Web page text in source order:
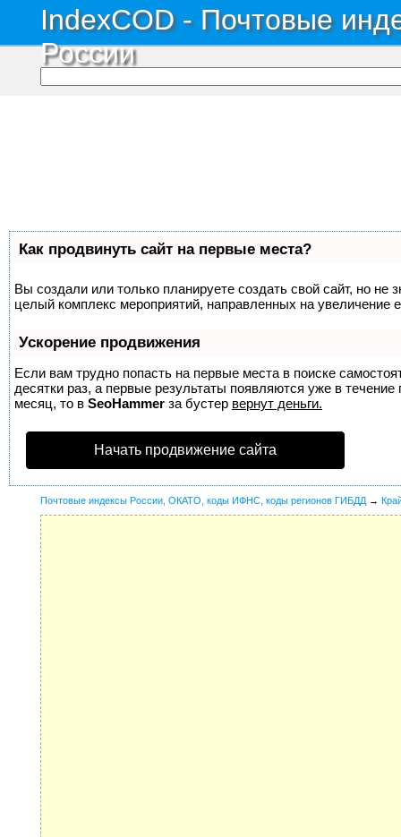
IndexCOD - Почтовые
России
Как продвинуть сайт на первые места?
Вы создали или только планируете создать свой сайт, но не
целый комплекс мероприятий, направленных на увеличение
Ускорение продвижения
Если вам трудно попасть на первые места в поиске
десятки раз, а первые результаты появляются уже в
месяц, то в SeoHammer за бустер вернут деньги.
Начать продвижение сайта
Почтовые индексы России, ОКАТО, коды ИФНС, коды регионов ГИБДД →